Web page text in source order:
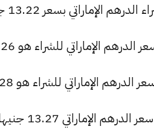
بسعر 13.22 جنيها وبيعه بسعر 13.33 جنيها.
للشراء هو 13.26 جنيها، وللبيع 13.31 جنيها.
للشراء هو 13.28 جنيها، وللبيع 13.31 جنيها.
13.27 جنيها للشراء و 13.31 للبيع.